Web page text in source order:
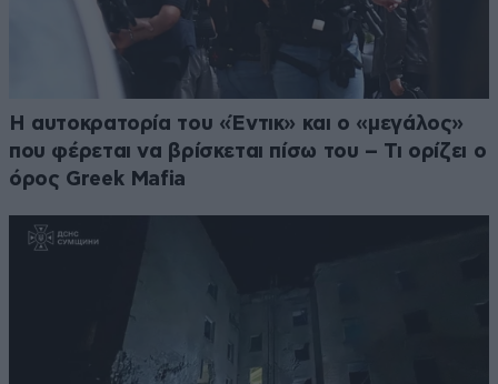
Η αυτοκρατορία του «Έντικ» και ο «μεγάλος»
που φέρεται να βρίσκεται πίσω του – Τι ορίζει ο
όρος Greek Mafia